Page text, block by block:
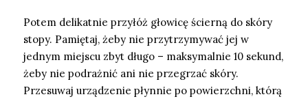
Potem delikatnie przyłóż głowicę ścierną do skóry
stopy. Pamiętaj, żeby nie przytrzymywać jej w
jednym miejscu zbyt długo – maksymalnie 10 sekund,
żeby nie podrażnić ani nie przegrzać skóry.
Przesuwaj urządzenie płynnie po powierzchni, którą